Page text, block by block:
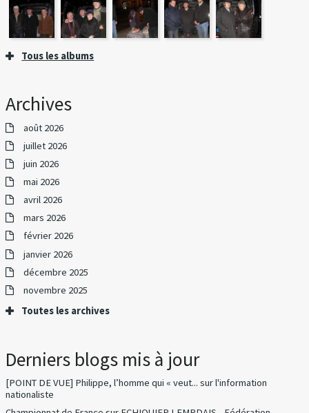
Tous les albums
Archives
août 2026
juillet 2026
juin 2026
mai 2026
avril 2026
mars 2026
février 2026
janvier 2026
décembre 2025
novembre 2025
Toutes les archives
Derniers blogs mis à jour
[POINT DE VUE] Philippe, l’homme qui « veut... surl'information
nationaliste